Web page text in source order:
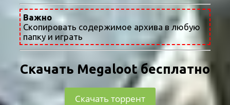
Важно
Скопировать содержимое архива в любую
папку и играть
Скачать Megaloot бесплатно
Скачать торрент